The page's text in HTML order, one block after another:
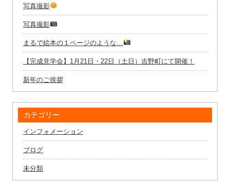
写真撮影
写真撮影
まるで絵本の１ページのような…
【完成見学会】1月21日・22日（土日）吉野町にて開催！
新年のご挨拶
カテゴリー
インフォメーション
ブログ
未分類